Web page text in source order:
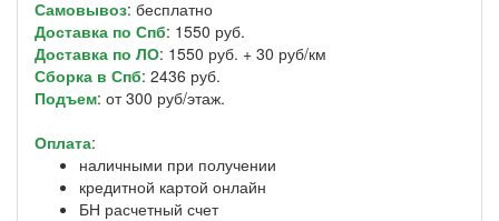
Самовывоз: бесплатно
Доставка по Спб: 1550 руб.
Доставка по ЛО: 1550 руб. + 30 руб/км
Сборка в Спб: 2436 руб.
Подъем: от 300 руб/этаж.
Оплата:
наличными при получении
кредитной картой онлайн
БН расчетный счет